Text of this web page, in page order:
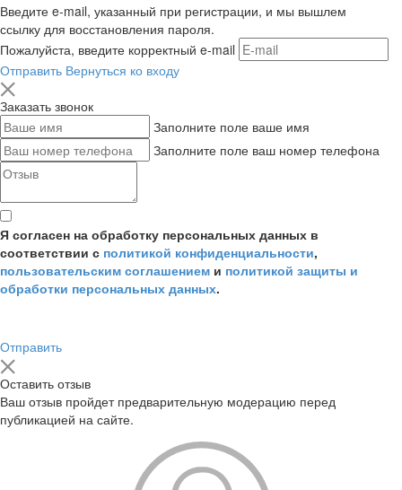
Введите e-mail, указанный при регистрации, и мы вышлем
ссылку для восстановления пароля.
Пожалуйста, введите корректный e-mail
Отправить Вернуться ко входу
Заказать звонок
Заполните поле ваше имя
Заполните поле ваш номер телефона
Я согласен на обработку персональных данных в
соответствии с политикой конфиденциальности,
пользовательским соглашением и политикой защиты и
обработки персональных данных.
Отправить
Оставить отзыв
Ваш отзыв пройдет предварительную модерацию перед
публикацией на сайте.